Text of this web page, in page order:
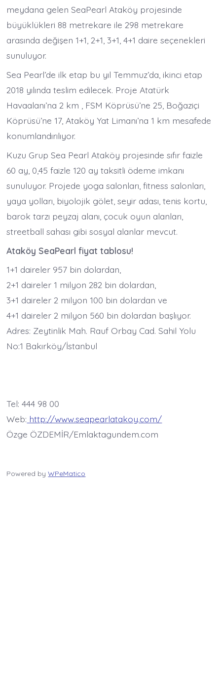
meydana gelen SeaPearl Ataköy projesinde
büyüklükleri 88 metrekare ile 298 metrekare
arasında değişen 1+1, 2+1, 3+1, 4+1 daire seçenekleri
sunuluyor.
Sea Pearl’de ilk etap bu yıl Temmuz’da, ikinci etap
2018 yılında teslim edilecek. Proje Atatürk
Havaalanı’na 2 km , FSM Köprüsü’ne 25, Boğaziçi
Köprüsü’ne 17, Ataköy Yat Limanı’na 1 km mesafede
konumlandırılıyor.
Kuzu Grup Sea Pearl Ataköy projesinde sıfır faizle
60 ay, 0,45 faizle 120 ay taksitli ödeme imkanı
sunuluyor. Projede yoga salonları, fitness salonları,
yaya yolları, biyolojik gölet, seyir adası, tenis kortu,
barok tarzı peyzaj alanı, çocuk oyun alanları,
streetball sahası gibi sosyal alanlar mevcut.
Ataköy SeaPearl fiyat tablosu!
1+1 daireler 957 bin dolardan,
2+1 daireler 1 milyon 282 bin dolardan,
3+1 daireler 2 milyon 100 bin dolardan ve
4+1 daireler 2 milyon 560 bin dolardan başlıyor.
Adres: Zeytinlik Mah. Rauf Orbay Cad. Sahil Yolu
No:1 Bakırköy/İstanbul
Tel: 444 98 00
Web: http://www.seapearlatakoy.com/
Özge ÖZDEMİR/Emlaktagundem.com
Powered byWPeMatico